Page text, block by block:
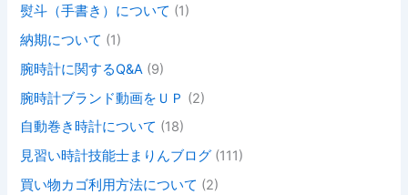
熨斗（手書き）について (1)
納期について (1)
腕時計に関するQ&A (9)
腕時計ブランド動画をＵＰ (2)
自動巻き時計について (18)
見習い時計技能士まりんブログ (111)
買い物カゴ利用方法について (2)